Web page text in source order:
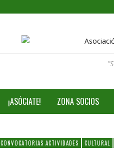
¡ASÓCIATE! ZONA SOCIOS
CONVOCATORIAS ACTIVIDADES CULTURAL